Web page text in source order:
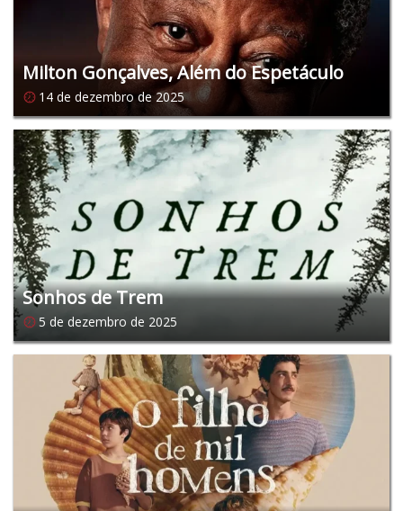
Milton Gonçalves, Além do Espetáculo
14 de dezembro de 2025
Sonhos de Trem
5 de dezembro de 2025